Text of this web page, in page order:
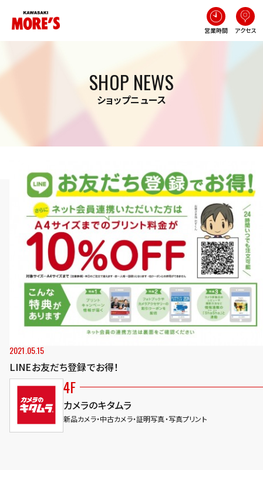
営業時間 アクセス
SHOP NEWS
ショップニュース
2021.05.15
LINEお友だち登録でお得！
4F
カメラのキタムラ
新品カメラ・中古カメラ・証明写真・写真プリント